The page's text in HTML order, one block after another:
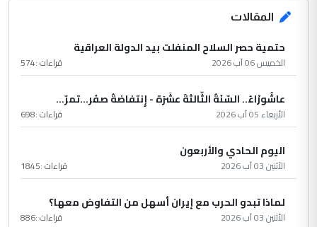
المقالات
حتمية حصر السلاح المنفلت بيد الدولة العراقية
الخميس 06 آب 2026 قراءات :574
عاشُورْاءُ.. السّنَةُ الثّالثةَ عشَرَة - إِنتفاضةُ صفَر…تمرّ...
الأربعاء 05 آب 2026 قراءات :698
اليوم الحادي والأربعون
الأثنين 03 آب 2026 قراءات :1845
لماذا تبدو الحرب مع إيران أسهل من التفاوض معها؟
الأثنين 03 آب 2026 قراءات :886